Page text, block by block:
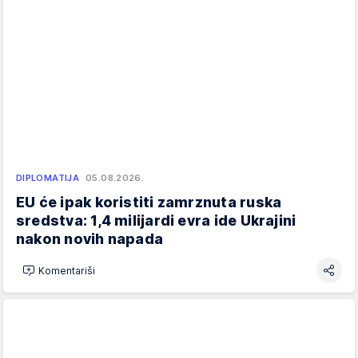
DIPLOMATIJA 05.08.2026.
EU će ipak koristiti zamrznuta ruska
sredstva: 1,4 milijardi evra ide Ukrajini
nakon novih napada
Komentariši